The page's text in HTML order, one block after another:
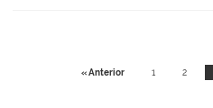
« Anterior 1 2